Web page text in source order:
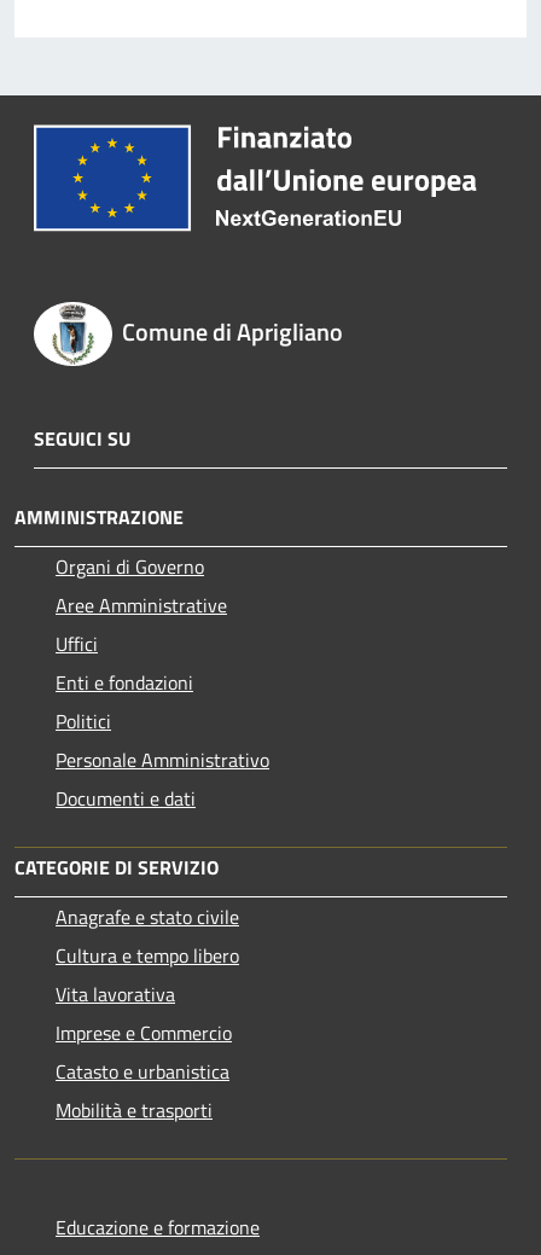
Comune di Aprigliano
SEGUICI SU
AMMINISTRAZIONE
Organi di Governo
Aree Amministrative
Uffici
Enti e fondazioni
Politici
Personale Amministrativo
Documenti e dati
CATEGORIE DI SERVIZIO
Anagrafe e stato civile
Cultura e tempo libero
Vita lavorativa
Imprese e Commercio
Catasto e urbanistica
Mobilità e trasporti
Educazione e formazione